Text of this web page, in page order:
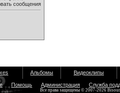
сообщения
Альбомы Видеоклипы
Помощь Администрация Служба
Все права защищены © 2007-2026